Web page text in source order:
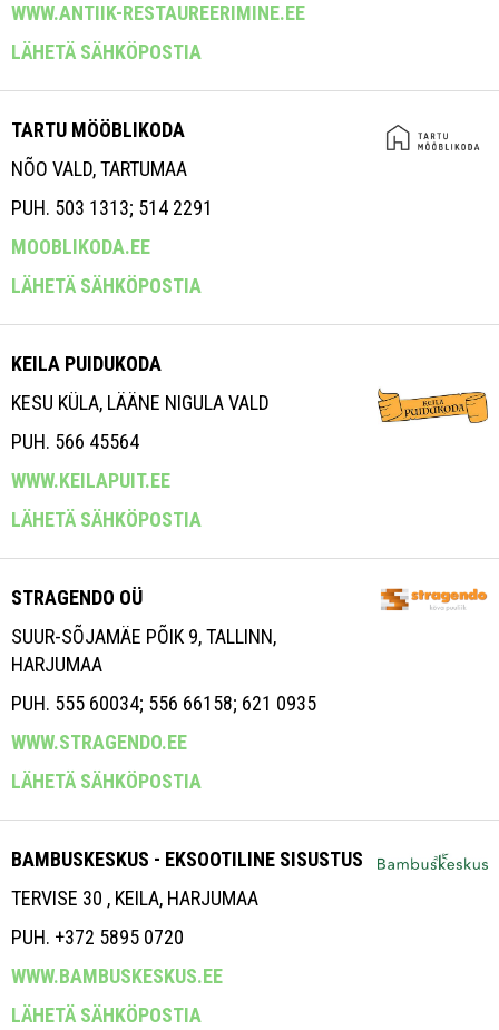
WWW.ANTIIK-RESTAUREERIMINE.EE
LÄHETÄ SÄHKÖPOSTIA
TARTU MÖÖBLIKODA
NÕO VALD, TARTUMAA
PUH. 503 1313; 514 2291
MOOBLIKODA.EE
LÄHETÄ SÄHKÖPOSTIA
KEILA PUIDUKODA
KESU KÜLA, LÄÄNE NIGULA VALD
PUH. 566 45564
WWW.KEILAPUIT.EE
LÄHETÄ SÄHKÖPOSTIA
STRAGENDO OÜ
SUUR-SÕJAMÄE PÕIK 9, TALLINN,
HARJUMAA
PUH. 555 60034; 556 66158; 621 0935
WWW.STRAGENDO.EE
LÄHETÄ SÄHKÖPOSTIA
BAMBUSKESKUS - EKSOOTILINE SISUSTUS
TERVISE 30 , KEILA, HARJUMAA
PUH. +372 5895 0720
WWW.BAMBUSKESKUS.EE
LÄHETÄ SÄHKÖPOSTIA